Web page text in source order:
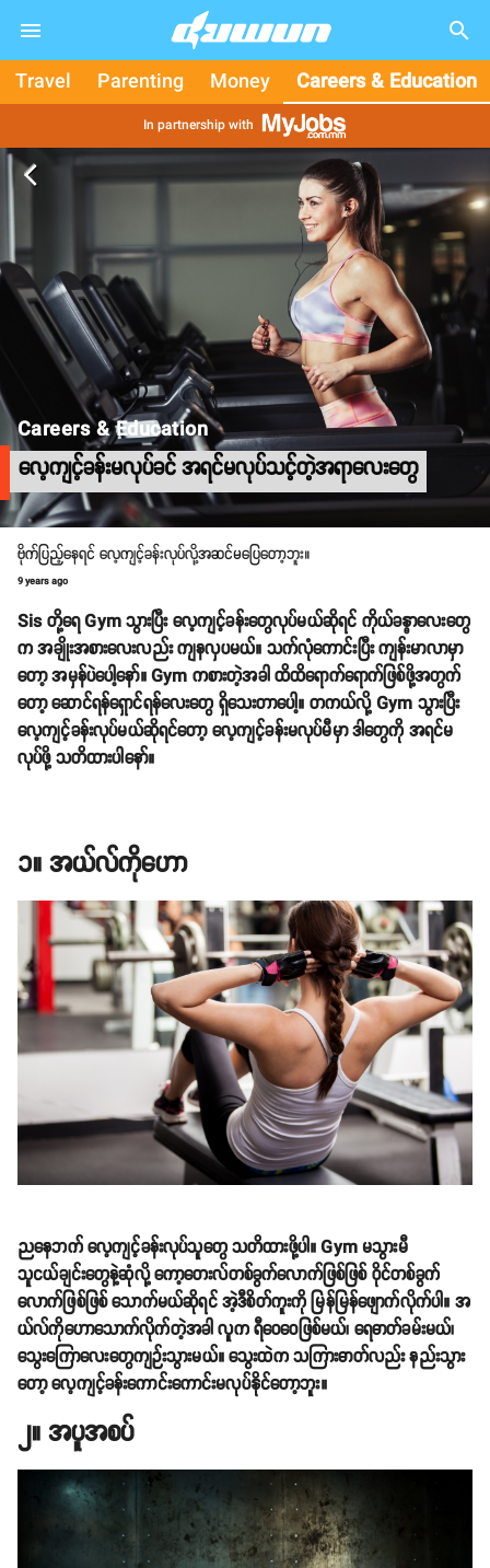
search
Travel Parenting Money Careers & Education
In partnership with
arrow_back_ios
Careers & Education
လေ့ကျင့်ခန်းမလုပ်ခင် အရင်မလုပ်သင့်တဲ့အရာလေးတွေ
ဗိုက်ပြည့်နေရင် လေ့ကျင့်ခန်းလုပ်လို့အဆင်မပြေတော့ဘူး။
9 years ago
Sis တို့ရေ Gym သွားပြီး လေ့ကျင့်ခန်းတွေလုပ်မယ်ဆိုရင် ကိုယ်ခန္ဓာလေးတွေ
က အချိုးအစားလေးလည်း ကျနလှပမယ်။ သက်လုံကောင်းပြီး ကျန်းမာလာမှာ
တော့ အမှန်ပဲပေါ့နော်။ Gym ကစားတဲ့အခါ ထိထိရောက်ရောက်ဖြစ်ဖို့အတွက်
တော့ ဆောင်ရန်ရှောင်ရန်လေးတွေ ရှိသေးတာပေါ့။ တကယ်လို့ Gym သွားပြီး
လေ့ကျင့်ခန်းလုပ်မယ်ဆိုရင်တော့ လေ့ကျင့်ခန်းမလုပ်မီမှာ ဒါတွေကို အရင်မ
လုပ်ဖို့ သတိထားပါနော်။
၁။ အယ်လ်ကိုဟော
ညနေဘက် လေ့ကျင့်ခန်းလုပ်သူတွေ သတိထားဖို့ပါ။ Gym မသွားမီ
သူငယ်ချင်းတွေနဲ့ဆုံလို့ ကော့တေးလ်တစ်ခွက်လောက်ဖြစ်ဖြစ် ဝိုင်တစ်ခွက်
လောက်ဖြစ်ဖြစ် သောက်မယ်ဆိုရင် အဲ့ဒီစိတ်ကူးကို မြန်မြန်ဖျောက်လိုက်ပါ။ အ
ယ်လ်ကိုဟောသောက်လိုက်တဲ့အခါ လူက ရီဝေဝေဖြစ်မယ်၊ ရေဓာတ်ခမ်းမယ်၊
သွေးကြောလေးတွေကျဉ်းသွားမယ်။ သွေးထဲက သကြားဓာတ်လည်း နည်းသွား
တော့ လေ့ကျင့်ခန်းကောင်းကောင်းမလုပ်နိုင်တော့ဘူး။
၂။ အပူအစပ်